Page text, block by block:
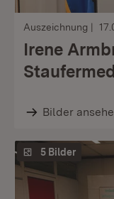
Auszeichnung
Irene
Bilder
5 Bilder